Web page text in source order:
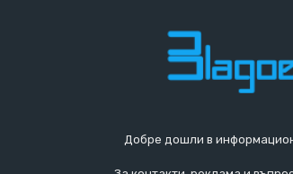
Добре дошли в